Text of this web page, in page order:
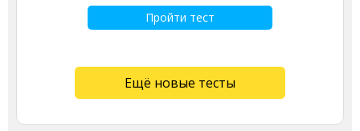
Пройти тест
Ещё новые тесты